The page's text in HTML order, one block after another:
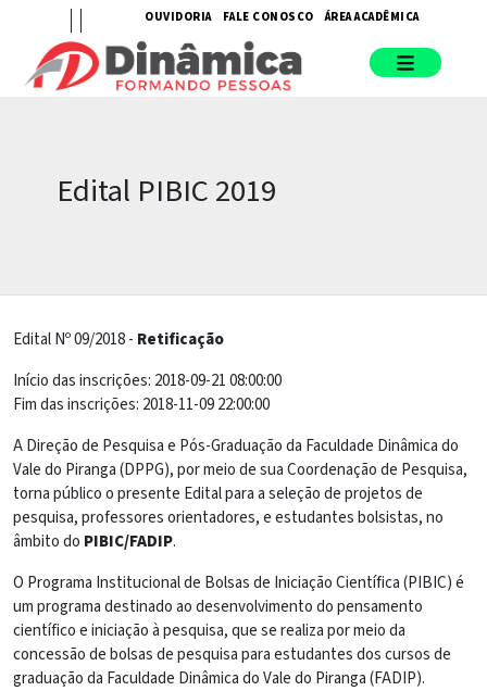
OUVIDORIA FALE CONOSCO ÁREA ACADÊMICA
Edital PIBIC 2019
Edital Nº 09/2018 - Retificação
Início das inscrições: 2018-09-21 08:00:00
Fim das inscrições: 2018-11-09 22:00:00
A Direção de Pesquisa e Pós-Graduação da Faculdade Dinâmica do
Vale do Piranga (DPPG), por meio de sua Coordenação de Pesquisa,
torna público o presente Edital para a seleção de projetos de
pesquisa, professores orientadores, e estudantes bolsistas, no
âmbito do PIBIC/FADIP.
O Programa Institucional de Bolsas de Iniciação Científica (PIBIC) é
um programa destinado ao desenvolvimento do pensamento
científico e iniciação à pesquisa, que se realiza por meio da
concessão de bolsas de pesquisa para estudantes dos cursos de
graduação da Faculdade Dinâmica do Vale do Piranga (FADIP).